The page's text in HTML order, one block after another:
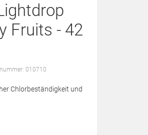
Fruits - 42
010710
Chlorbeständigkeit und